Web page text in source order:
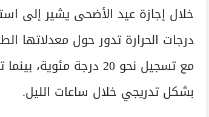
خلال إجازة عيد الأضحى يشير إلى
درجات الحرارة تدور حول معدلاتها
مع تسجيل نحو 20 درجة
بشكل تدريجي خلال ساعات الليل.